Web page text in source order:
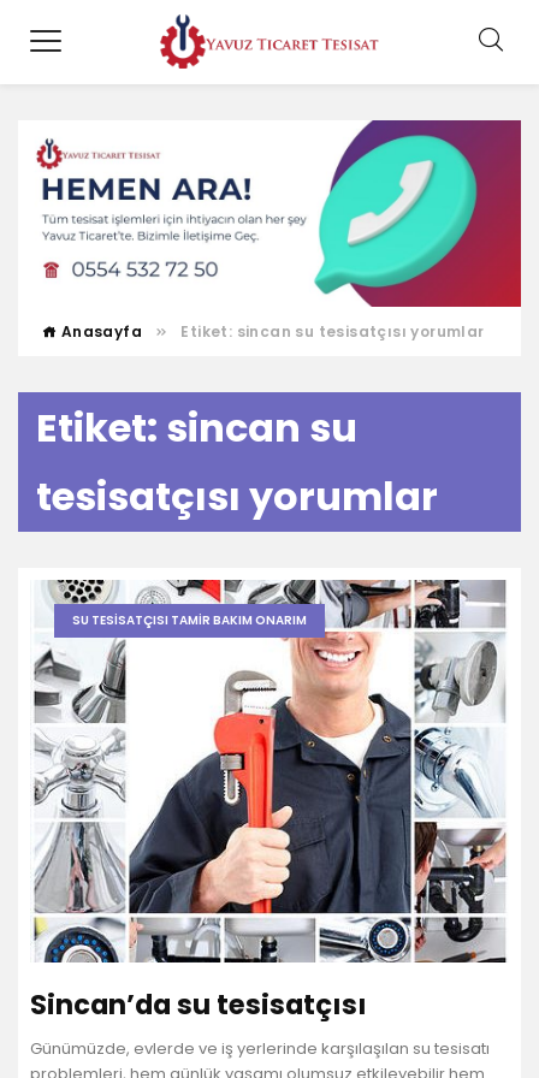
Anasayfa Etiket: sincan su tesisatçısı yorumlar
Etiket: sincan su
tesisatçısı yorumlar
SU TESISATÇISI TAMIR BAKIM ONARIM
Sincan’da su tesisatçısı
Günümüzde, evlerde ve iş yerlerinde karşılaşılan su tesisatı